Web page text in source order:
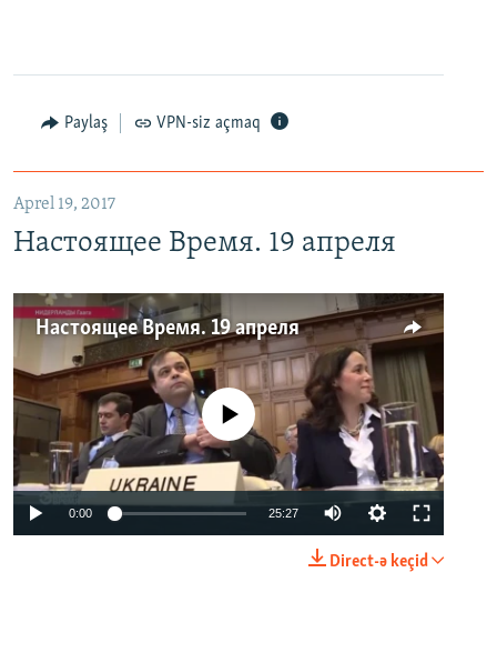
Paylaş VPN-siz açmaq
Aprel 19, 2017
Настоящее Время. 19 апреля
Настоящее Время. 19 апреля
No media source currently available
0:00 25:27
Direct-ə keçid